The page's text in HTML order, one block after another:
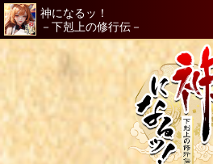
神になるッ！
－下剋上の修行伝－